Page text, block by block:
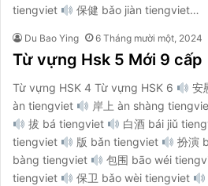
tiengviet
保健 bǎo jiàn tiengviet…
Du Bao Ying 6 Tháng mười một, 2024
Từ vựng Hsk 5 Mới 9 cấp
Từ vựng HSK 4 Từ vựng HSK 6 安
àn tiengviet
岸上 àn shàng
拔 bá tiengviet
白酒 bái jiǔ
tiengviet
版 bǎn tiengviet 扮演
bàng tiengviet
包围 bāo wéi
tiengviet
保卫 bǎo wèi tiengviet